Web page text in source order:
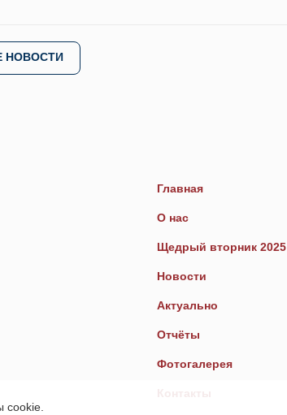
НОВОСТИ
Главная
О нас
Щедрый вторник 2025
Новости
Актуально
Отчёты
Фотогалерея
cookie.